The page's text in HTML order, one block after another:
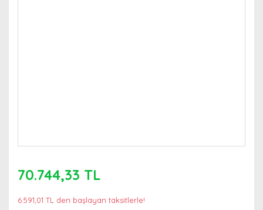
70.744,33 TL
6.591,01 TL den başlayan taksitlerle!